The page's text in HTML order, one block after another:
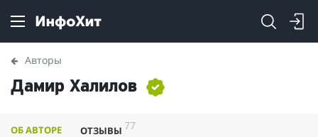
Авторы
Дамир Халилов
ОБ АВТОРЕ ОТЗЫВЫ 77